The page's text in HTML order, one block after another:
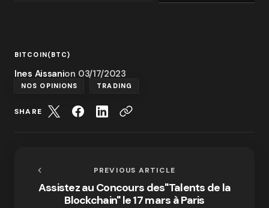
BITCOIN(BTC)
Ines Aissanion 03/17/2023
NOS OPINIONS TRADING
SHARE
PREVIOUS ARTICLE
Assistez au Concours des"Talents de la
Blockchain" le 17 mars à Paris